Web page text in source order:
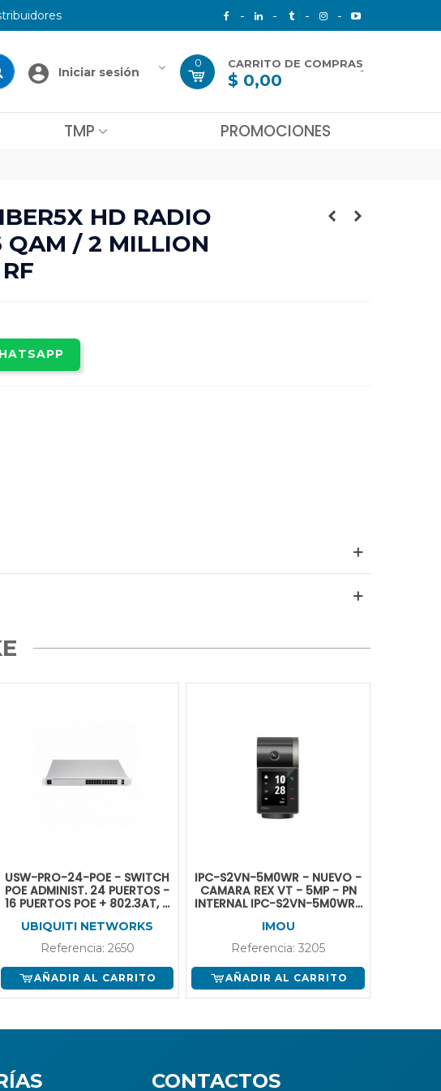
Iniciar sesión
0 CARRITO DE COMPRAS-
$ 0,00
TMP PROMOCIONES
HD RADIO
QAM / 2 MILLION
USW-PRO-24-POE - SWITCH
POE ADMINIST. 24 PUERTOS -
16 PUERTOS POE + 802.3AT, 8
UBIQUITI NETWORKS
Referencia: 2650
AÑADIR AL CARRITO
IPC-S2VN-5M0WR - NUEVO -
CAMARA REX VT - 5MP - PN
INTERNAL IPC-S2VN-5M0WR-
IMOU
Referencia: 3205
AÑADIR AL CARRITO
CONTACTOS